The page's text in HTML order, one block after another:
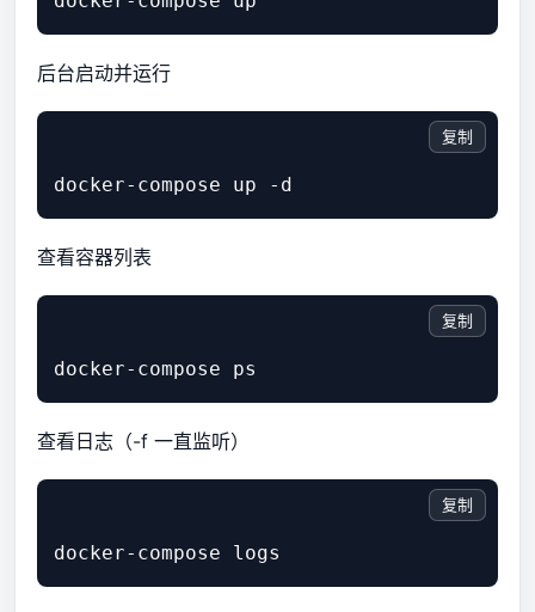
后台启动并运行
复制
查看容器列表
复制
查看日志（-f 一直监听）
复制